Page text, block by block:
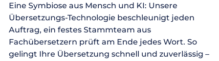
Eine Symbiose aus Mensch und KI: Unsere
Übersetzungs-Technologie beschleunigt jeden
Auftrag, ein festes Stammteam aus
Fachübersetzern prüft am Ende jedes Wort. So
gelingt Ihre Übersetzung schnell und zuverlässig –